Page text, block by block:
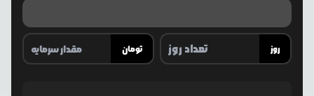
تومان روز